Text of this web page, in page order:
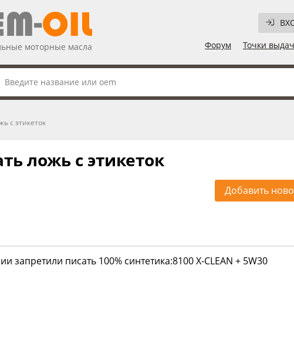
Форум
Точки
моторные масла
с этикеток
ложь с этикеток
Добавить
запретили писать 100% синтетика:8100 X-CLEAN + 5W30